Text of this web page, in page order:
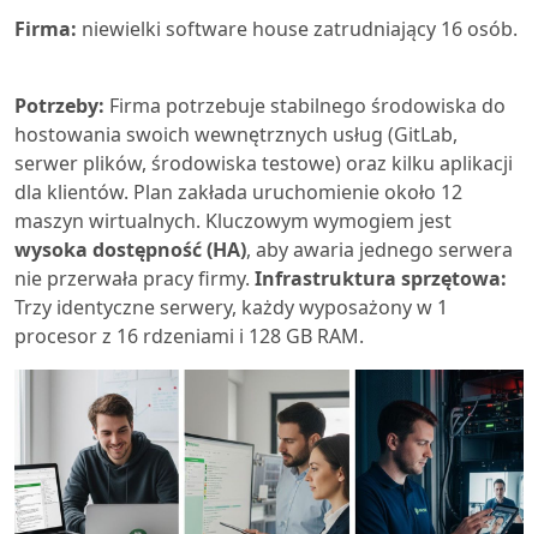
Firma: niewielki software house zatrudniający 16 osób.
Potrzeby: Firma potrzebuje stabilnego środowiska do
hostowania swoich wewnętrznych usług (GitLab,
serwer plików, środowiska testowe) oraz kilku aplikacji
dla klientów. Plan zakłada uruchomienie około 12
maszyn wirtualnych. Kluczowym wymogiem jest
wysoka dostępność (HA), aby awaria jednego serwera
nie przerwała pracy firmy. Infrastruktura sprzętowa:
Trzy identyczne serwery, każdy wyposażony w 1
procesor z 16 rdzeniami i 128 GB RAM.